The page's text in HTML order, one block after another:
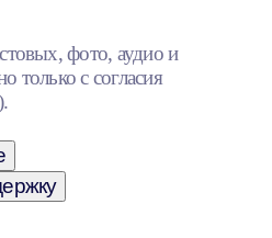
фото, аудио и
только с согласия